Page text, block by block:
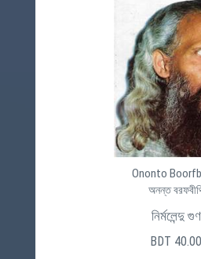
Ononto
অনন্ত
নির্মলেন্দু গুণ
BDT 40.00